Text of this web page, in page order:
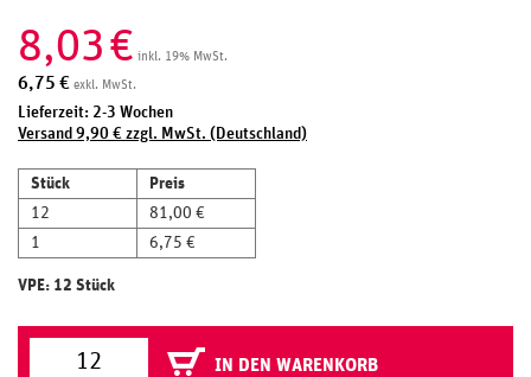
8,03€ inkl. 19% MwSt.
6,75 € exkl. MwSt.
Lieferzeit: 2-3 Wochen
Versand 9,90 € zzgl. MwSt. (Deutschland)
Stück
Preis
12
81,00 €
1
6,75 €
VPE: 12 Stück
IN DEN WARENKORB